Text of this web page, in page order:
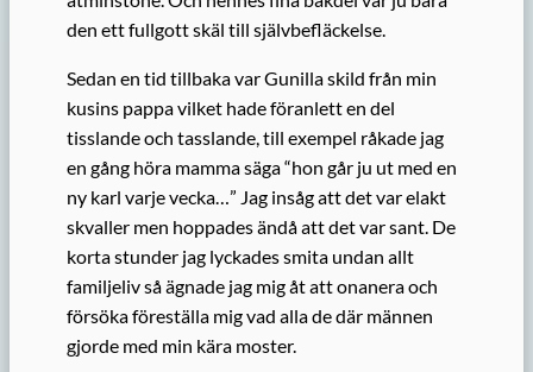
den ett fullgott skäl till självbefläckelse.
Sedan en tid tillbaka var Gunilla skild från min
kusins pappa vilket hade föranlett en del
tisslande och tasslande, till exempel råkade jag
en gång höra mamma säga “hon går ju ut med en
ny karl varje vecka…” Jag insåg att det var elakt
skvaller men hoppades ändå att det var sant. De
korta stunder jag lyckades smita undan allt
familjeliv så ägnade jag mig åt att onanera och
försöka föreställa mig vad alla de där männen
gjorde med min kära moster.